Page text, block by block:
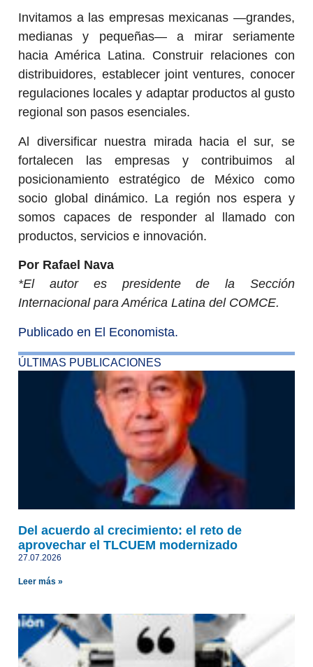
Invitamos a las empresas mexicanas —grandes,
medianas y pequeñas— a mirar seriamente
hacia América Latina. Construir relaciones con
distribuidores, establecer joint ventures, conocer
regulaciones locales y adaptar productos al gusto
regional son pasos esenciales.
Al diversificar nuestra mirada hacia el sur, se
fortalecen las empresas y contribuimos al
posicionamiento estratégico de México como
socio global dinámico. La región nos espera y
somos capaces de responder al llamado con
productos, servicios e innovación.
Por Rafael Nava
*El autor es presidente de la Sección
Internacional para América Latina del COMCE.
Publicado en El Economista.
ÚLTIMAS PUBLICACIONES
Del acuerdo al crecimiento: el reto de
aprovechar el TLCUEM modernizado
27.07.2026
Leer más »